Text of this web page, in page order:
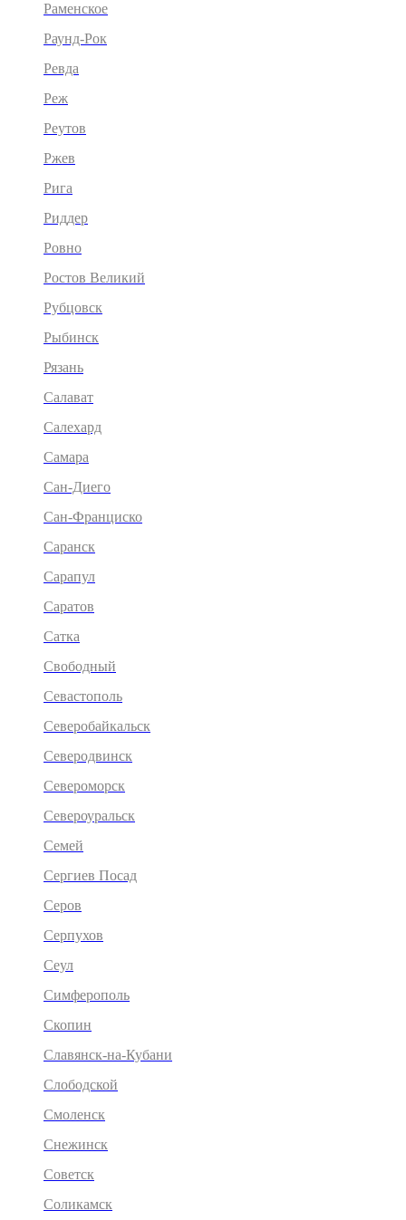
Раменское
Раунд-Рок
Ревда
Реж
Реутов
Ржев
Рига
Риддер
Ровно
Ростов Великий
Рубцовск
Рыбинск
Рязань
Салават
Салехард
Самара
Сан-Диего
Сан-Франциско
Саранск
Сарапул
Саратов
Сатка
Свободный
Севастополь
Северобайкальск
Северодвинск
Североморск
Североуральск
Семей
Сергиев Посад
Серов
Серпухов
Сеул
Симферополь
Скопин
Славянск-на-Кубани
Слободской
Смоленск
Снежинск
Советск
Соликамск